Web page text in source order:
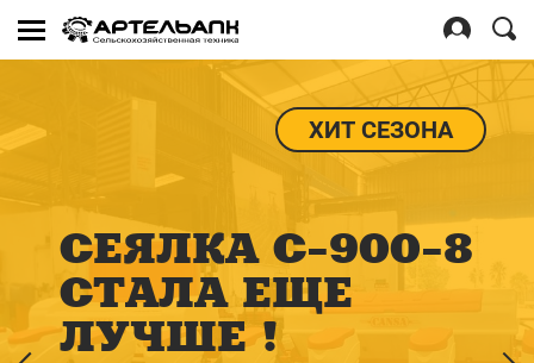
for:
Войти
Регистрация
СЕЯЛКА C-900-8
СТАЛА ЕЩЕ
ЛУЧШЕ !
ХИТ СЕЗОНА